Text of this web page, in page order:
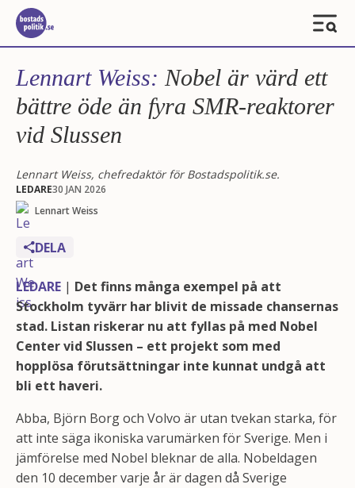
Lennart Weiss: Nobel är värd ett
bättre öde än fyra SMR-reaktorer
vid Slussen
LEDARE30 JAN 2026
Lennart Weiss
DELA
Lennart Weiss, chefredaktör för Bostadspolitik.se.
LEDARE | Det finns många exempel på att
Stockholm tyvärr har blivit de missade chansernas
stad. Listan riskerar nu att fyllas på med Nobel
Center vid Slussen – ett projekt som med
hopplösa förutsättningar inte kunnat undgå att
bli ett haveri.
Abba, Björn Borg och Volvo är utan tvekan starka, för
att inte säga ikoniska varumärken för Sverige. Men i
jämförelse med Nobel bleknar de alla. Nobeldagen
den 10 december varje år är dagen då Sverige